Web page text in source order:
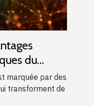
du
marquée par des
transforment de